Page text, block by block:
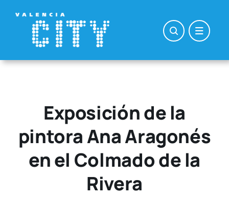
contenido
Exposición de la
pintora Ana Aragonés
en el Colmado de la
Rivera